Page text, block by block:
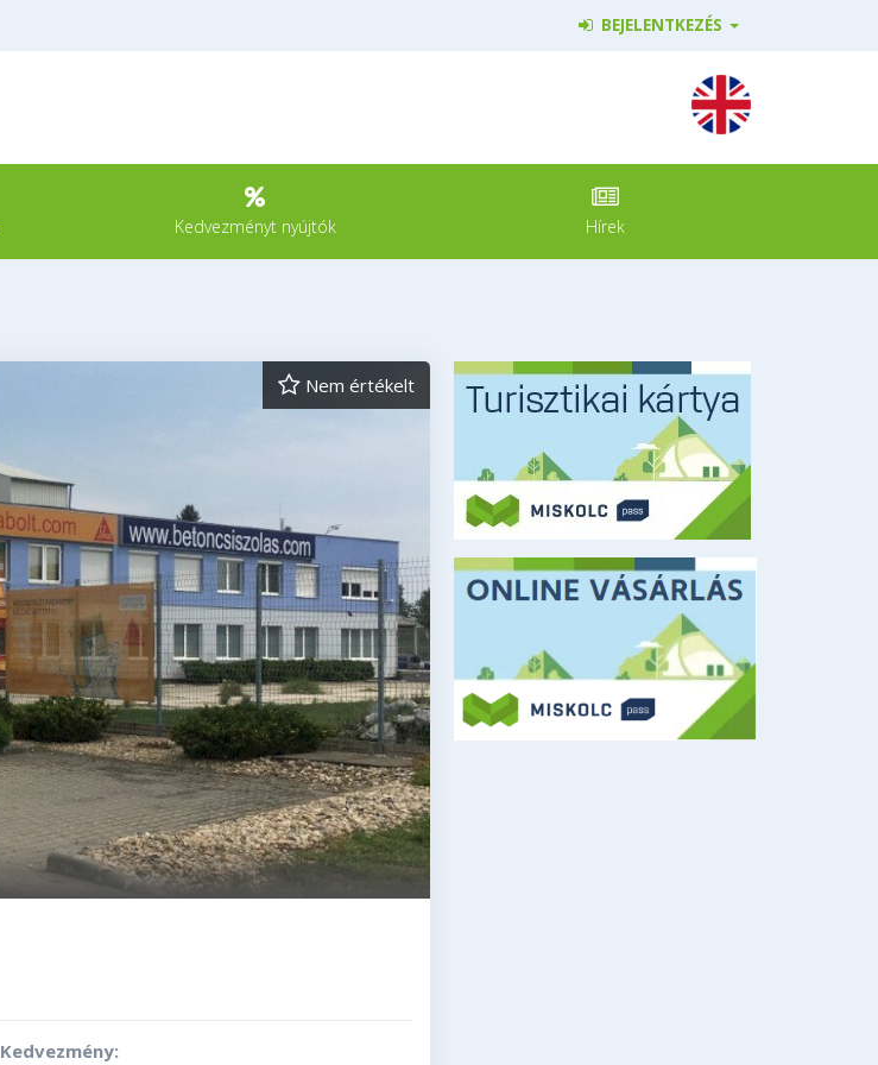
BEJELENTKEZÉS
Kedvezményt nyújtók Hírek
Nem értékelt
Kedvezmény: